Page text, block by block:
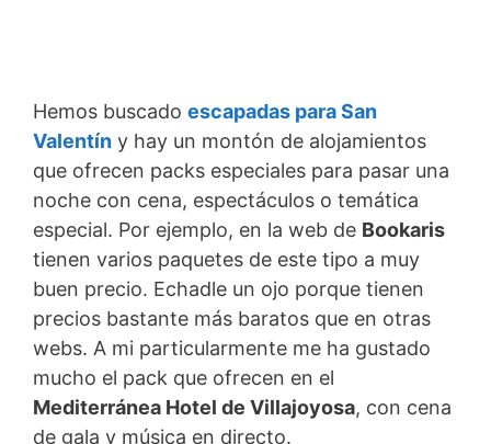
Hemos buscado escapadas para San
Valentín y hay un montón de alojamientos
que ofrecen packs especiales para pasar una
noche con cena, espectáculos o temática
especial. Por ejemplo, en la web de Bookaris
tienen varios paquetes de este tipo a muy
buen precio. Echadle un ojo porque tienen
precios bastante más baratos que en otras
webs. A mi particularmente me ha gustado
mucho el pack que ofrecen en el
Mediterránea Hotel de Villajoyosa, con cena
de gala y música en directo.